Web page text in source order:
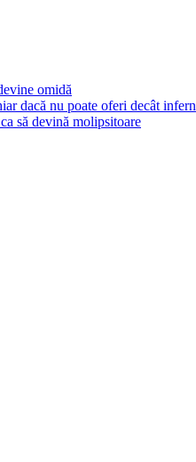
omidă
dacă nu poate oferi decât infern
să devină molipsitoare